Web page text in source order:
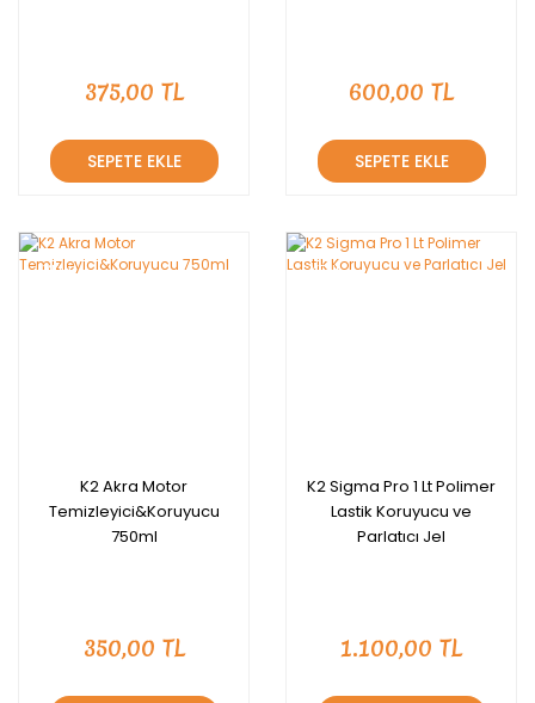
375,00 TL
SEPETE EKLE
600,00 TL
SEPETE EKLE
YENİ
K2 Akra Motor
Temizleyici&Koruyucu
750ml
350,00 TL
YENİ
K2 Sigma Pro 1 Lt Polimer
Lastik Koruyucu ve
Parlatıcı Jel
1.100,00 TL